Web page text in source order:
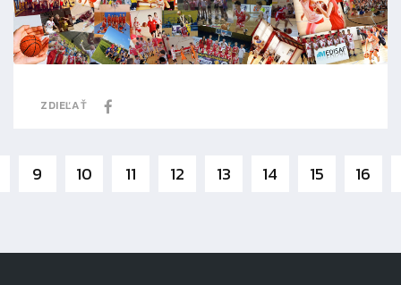
ZDIEĽAŤ
9 10 11 12 13 14 15 16